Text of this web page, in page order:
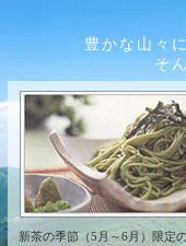
豊かな山々
そ
新茶の季節（5月～6月）限定